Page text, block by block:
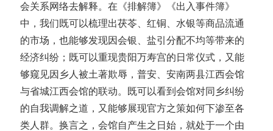
会关系网络去解释。在《排解簿》《出入事件簿》
中，我们既可以梳理出茯苓、红铜、水银等商品流通
的市场，也能够发现因会银、盐引分配不均等带来的
经济纠纷；既可以重现贵阳万寿宫的日常仪式，又能
够窥见因乡人被土著欺辱，普安、安南两县江西会馆
与省城江西会馆的联动。既可以看到会馆对同乡纠纷
的自我调解之道，又能够展现官方之策如何下渗至各
类人群。换言之，会馆自产生之日始，就处于一个由